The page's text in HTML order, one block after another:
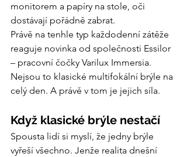
monitorem a papíry na stole, oči
dostávají pořádně zabrat.
Právě na tenhle typ každodenní zátěže
reaguje novinka od společnosti Essilor
– pracovní čočky Varilux Immersia.
Nejsou to klasické multifokální brýle na
celý den. A právě v tom je jejich síla.
Když klasické brýle nestačí
Spousta lidí si myslí, že jedny brýle
vyřeší všechno. Jenže realita dnešní